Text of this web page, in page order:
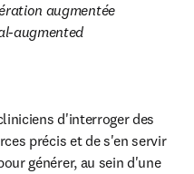
augmentée
augmented
d'interroger des
précis et de s'en servir
générer, au sein d'une